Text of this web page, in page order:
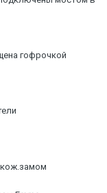
гофрочкой
кож.замом